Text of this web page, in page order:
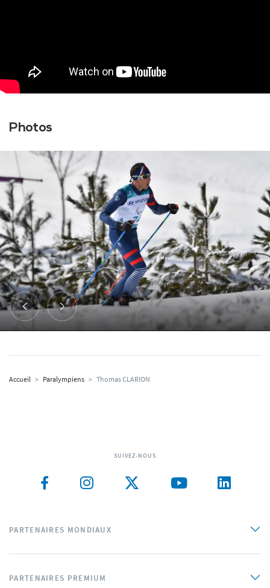
Photos
Accueil > Paralympiens > Thomas CLARION
SUIVEZ-NOUS
PARTENAIRES MONDIAUX
PARTENAIRES PREMIUM